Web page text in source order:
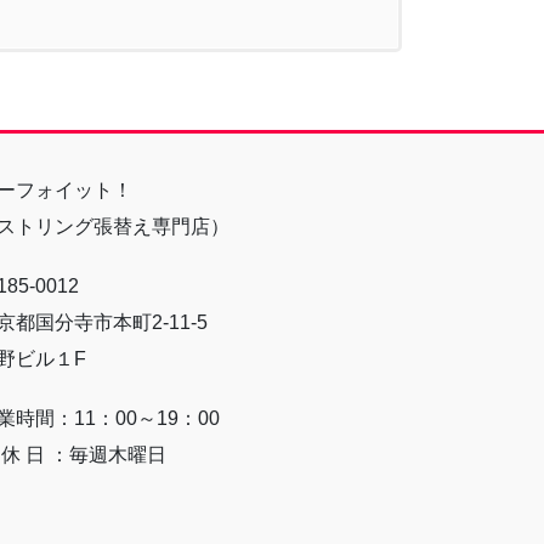
フォイット！
ストリング張替え専門店）
0012
都国分寺市本町2-11-5
ビル１F
時間：11：00～19：00
日 ：毎週木曜日